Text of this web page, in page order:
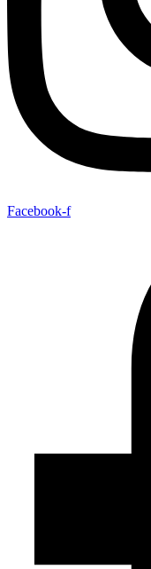
Facebook-f